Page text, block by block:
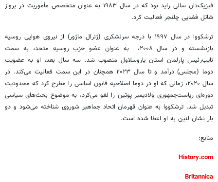
فیزیک‌دان سالی راید بود که در سال ۱۹۸۳ به‌ عنوان متخصص مأموریت در پرواز
شاتل فضایی چلنجر فعالیت کرد.
ترشکووا در سال ۱۹۹۷ با درجه سرلشکری (ژنرال ماژور) از نیروی هوایی روسیه
بازنشسته و در سال ۲۰۰۸، به‌ عنوان عضو حزب روسیه متحد، به سمت
نایب‌رئیس پارلمان استان یاروسلاول منصوب شد. سه سال بعد، او به عضویت
دوما (مجلس) درآمد و تا سال ۲۰۲۳ همچنان در این سمت فعالیت می‌کند. در
سال ۲۰۲۰، زمانی که او در دوما اصلاحیه قانون اساسی را مطرح کرد که محدودیت
دوره‌ای ریاست‌جمهوری ولادیمیر پوتین را لغو می‌کرد، به موضوع بحث‌های سیاسی
تبدیل شد. ترشکووا به‌ عنوان قهرمان اتحاد جماهیر شوروی شناخته می‌شود و دو
بار نشان لنین به او اعطا شده است.
منابع:
History.com
Britannica